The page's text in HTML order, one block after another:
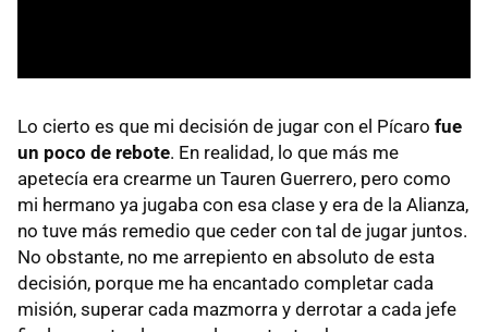
Lo cierto es que mi decisión de jugar con el Pícaro fue
un poco de rebote. En realidad, lo que más me
apetecía era crearme un Tauren Guerrero, pero como
mi hermano ya jugaba con esa clase y era de la Alianza,
no tuve más remedio que ceder con tal de jugar juntos.
No obstante, no me arrepiento en absoluto de esta
decisión, porque me ha encantado completar cada
misión, superar cada mazmorra y derrotar a cada jefe